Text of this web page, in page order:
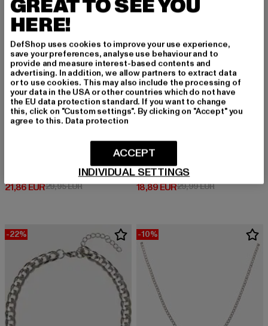
KK Retro Kani Plate Cubanlink
21,86 EUR
Derzeitiger Preis: 21,86 EUR
29,95 EURAktionspreis: 29,95 EUR
URBAN CLASSICS
18,89 EUR
Derzeitiger Preis: 18,89 EUR
29,99 EURAktionspreis:
-22% -10%
GREAT TO SEE YOU
HERE!
DefShop uses cookies to improve your use experience,
save your preferences, analyse use behaviour and to
provide and measure interest-based contents and
advertising. In addition, we allow partners to extract data
or to use cookies. This may also include the processing of
your data in the USA or other countries which do not have
the EU data protection standard. If you want to change
this, click on "Custom settings". By clicking on "Accept" you
agree to this. Data protection
INDIVIDUAL SETTINGS
ACCEPT